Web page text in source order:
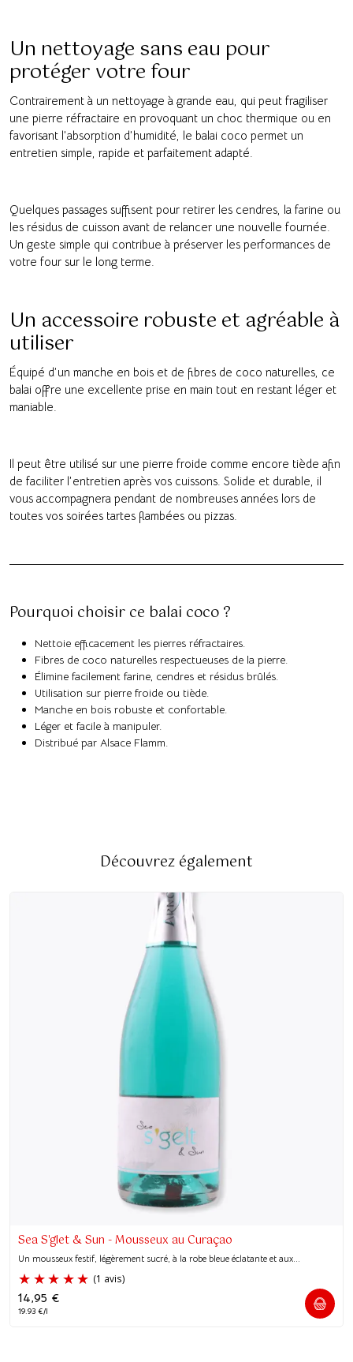
Un nettoyage sans eau pour
protéger votre four
Contrairement à un nettoyage à grande eau, qui peut fragiliser
une pierre réfractaire en provoquant un choc thermique ou en
favorisant l’absorption d’humidité, le balai coco permet un
entretien simple, rapide et parfaitement adapté.
Quelques passages suffisent pour retirer les cendres, la farine ou
les résidus de cuisson avant de relancer une nouvelle fournée.
Un geste simple qui contribue à préserver les performances de
votre four sur le long terme.
Un accessoire robuste et agréable à
utiliser
Équipé d’un manche en bois et de fibres de coco naturelles, ce
balai offre une excellente prise en main tout en restant léger et
maniable.
Il peut être utilisé sur une pierre froide comme encore tiède afin
de faciliter l’entretien après vos cuissons. Solide et durable, il
vous accompagnera pendant de nombreuses années lors de
toutes vos soirées tartes flambées ou pizzas.
Pourquoi choisir ce balai coco ?
Nettoie efficacement les pierres réfractaires.
Fibres de coco naturelles respectueuses de la pierre.
Élimine facilement farine, cendres et résidus brûlés.
Utilisation sur pierre froide ou tiède.
Manche en bois robuste et confortable.
Léger et facile à manipuler.
Distribué par Alsace Flamm.
Découvrez également
Sea S'glet & Sun - Mousseux au Curaçao
Un mousseux festif, légèrement sucré, à la robe bleue éclatante et aux...
14,95 €
19.93 €/l